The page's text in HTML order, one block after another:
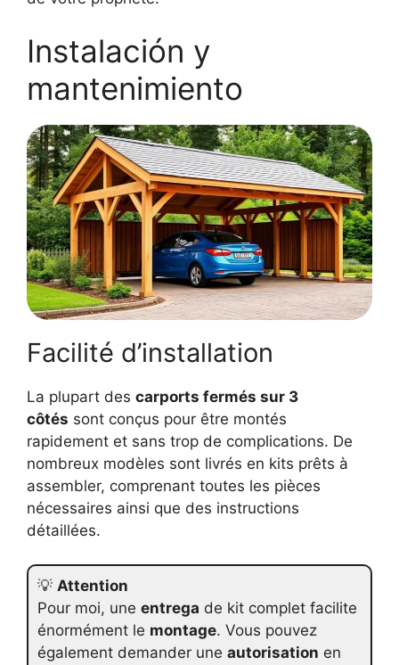
Instalación y
mantenimiento
Facilité d’installation
La plupart des carports fermés sur 3
côtés sont conçus pour être montés
rapidement et sans trop de complications. De
nombreux modèles sont livrés en kits prêts à
assembler, comprenant toutes les pièces
nécessaires ainsi que des instructions
détaillées.
💡 Attention
Pour moi, une entrega de kit complet facilite
énormément le montage. Vous pouvez
également demander une autorisation en